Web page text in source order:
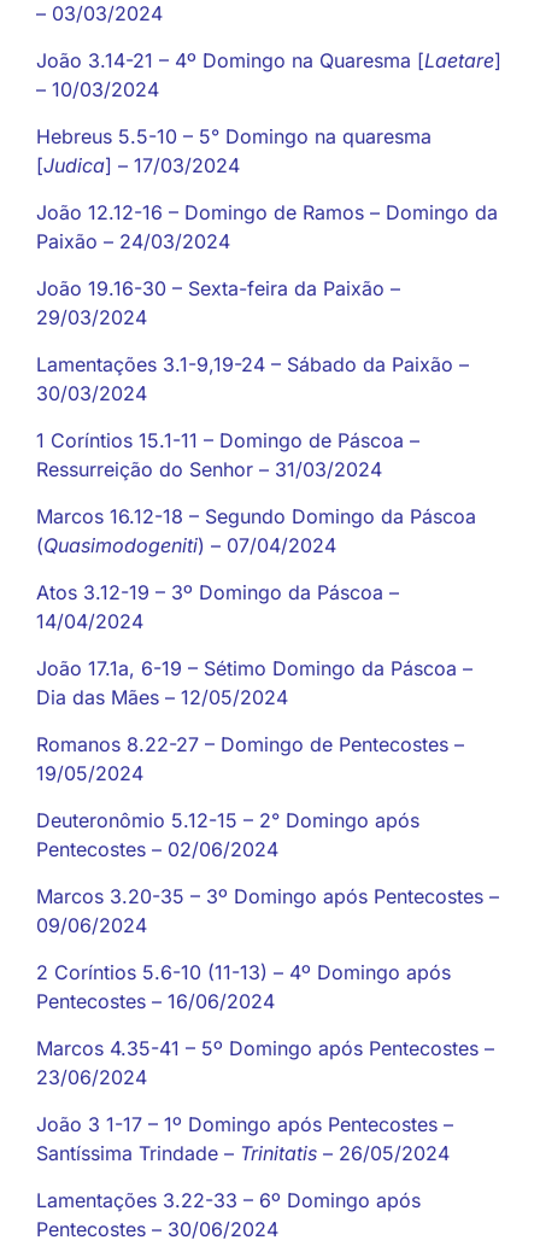
– 03/03/2024
João 3.14-21 – 4º Domingo na Quaresma [Laetare]
– 10/03/2024
Hebreus 5.5-10 – 5° Domingo na quaresma
[Judica] – 17/03/2024
João 12.12-16 – Domingo de Ramos – Domingo da
Paixão – 24/03/2024
João 19.16-30 – Sexta-feira da Paixão –
29/03/2024
Lamentações 3.1-9,19-24 – Sábado da Paixão –
30/03/2024
1 Coríntios 15.1-11 – Domingo de Páscoa –
Ressurreição do Senhor – 31/03/2024
Marcos 16.12-18 – Segundo Domingo da Páscoa
(Quasimodogeniti) – 07/04/2024
Atos 3.12-19 – 3º Domingo da Páscoa –
14/04/2024
João 17.1a, 6-19 – Sétimo Domingo da Páscoa –
Dia das Mães – 12/05/2024
Romanos 8.22-27 – Domingo de Pentecostes –
19/05/2024
Deuteronômio 5.12-15 – 2° Domingo após
Pentecostes – 02/06/2024
Marcos 3.20-35 – 3º Domingo após Pentecostes –
09/06/2024
2 Coríntios 5.6-10 (11-13) – 4º Domingo após
Pentecostes – 16/06/2024
Marcos 4.35-41 – 5º Domingo após Pentecostes –
23/06/2024
João 3 1-17 – 1º Domingo após Pentecostes –
Santíssima Trindade – Trinitatis – 26/05/2024
Lamentações 3.22-33 – 6º Domingo após
Pentecostes – 30/06/2024